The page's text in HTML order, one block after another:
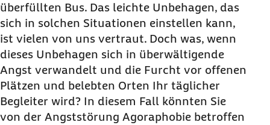
Wie häufig tritt Agoraphobie auf?
So verläuft eine Agoraphobie
Das sind die Ursachen einer Agoraphobie
Wie wird Agoraphobie festgestellt?
Diese Methoden können bei Agoraphobie helfen
Quiz: Platzangst oder Raumangst?
überfüllten Bus. Das leichte Unbehagen, das
sich in solchen Situationen einstellen kann,
ist vielen von uns vertraut. Doch was, wenn
dieses Unbehagen sich in überwältigende
Angst verwandelt und die Furcht vor offenen
Plätzen und belebten Orten Ihr täglicher
Begleiter wird? In diesem Fall könnten Sie
von der Angststörung Agoraphobie betroffen